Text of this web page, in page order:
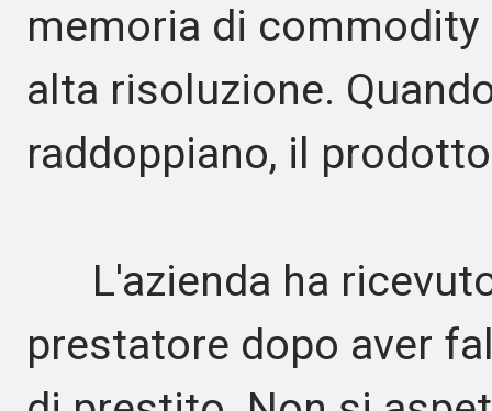
memoria di commodity
alta risoluzione.
raddoppiano, il
L'azienda ha
prestatore dopo aver